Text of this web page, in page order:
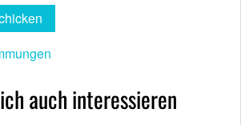
auch interessieren